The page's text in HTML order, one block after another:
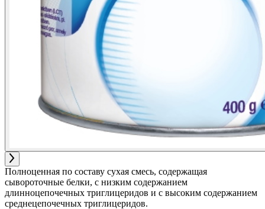
Полноценная по составу сухая смесь, содержащая
сывороточные белки, с низким содержанием
длинноцепочечных триглицеридов и с высоким содержанием
среднецепочечных триглицеридов.